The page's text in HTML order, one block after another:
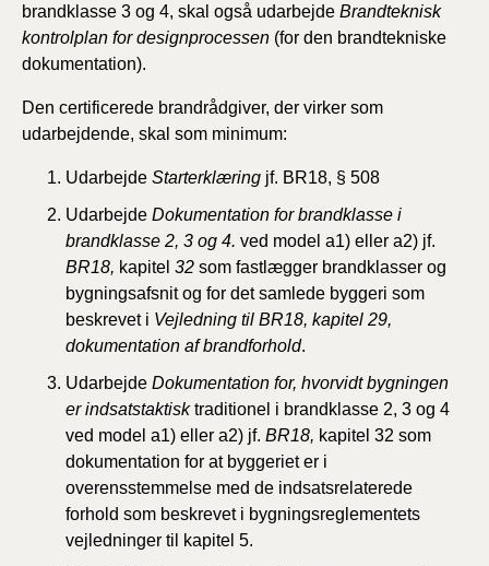
brandklasse 3 og 4, skal også udarbejde Brandteknisk
kontrolplan for designprocessen (for den brandtekniske
dokumentation).
Den certificerede brandrådgiver, der virker som
udarbejdende, skal som minimum:
Udarbejde Starterklæring jf. BR18, § 508
Udarbejde Dokumentation for brandklasse i
brandklasse 2, 3 og 4. ved model a1) eller a2) jf.
BR18, kapitel 32 som fastlægger brandklasser og
bygningsafsnit og for det samlede byggeri som
beskrevet i Vejledning til BR18, kapitel 29,
dokumentation af brandforhold.
Udarbejde Dokumentation for, hvorvidt bygningen
er indsatstaktisktraditionel i brandklasse 2, 3 og 4
ved model a1) eller a2) jf. BR18, kapitel 32 som
dokumentation for at byggeriet er i
overensstemmelse med de indsatsrelaterede
forhold som beskrevet i bygningsreglementets
vejledninger til kapitel 5.